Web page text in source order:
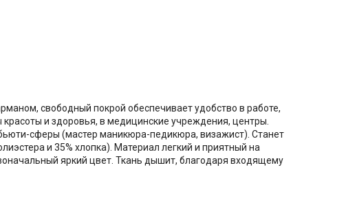
свободный покрой обеспечивает удобство в работе,
и здоровья, в медицинские учреждения, центры.
сферы (мастер маникюра-педикюра, визажист). Станет
и 35% хлопка). Материал легкий и приятный на
яркий цвет. Ткань дышит, благодаря входящему